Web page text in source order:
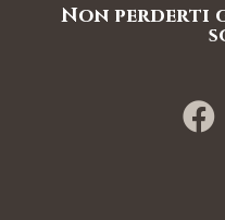
Non perderti